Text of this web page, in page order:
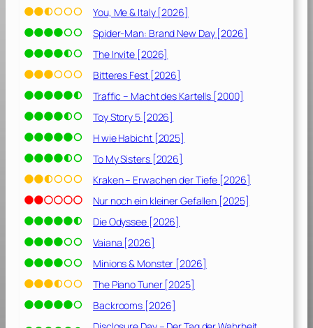
[
0
2
2
You, Me & Italy [2026]
Spider-Man: Brand New Day [2026]
The Invite [2026]
Bitteres Fest [2026]
Traffic – Macht des Kartells [2000]
Toy Story 5 [2026]
H wie Habicht [2025]
To My Sisters [2026]
Kraken – Erwachen der Tiefe [2026]
Nur noch ein kleiner Gefallen [2025]
Die Odyssee [2026]
Vaiana [2026]
Minions & Monster [2026]
The Piano Tuner [2025]
Backrooms [2026]